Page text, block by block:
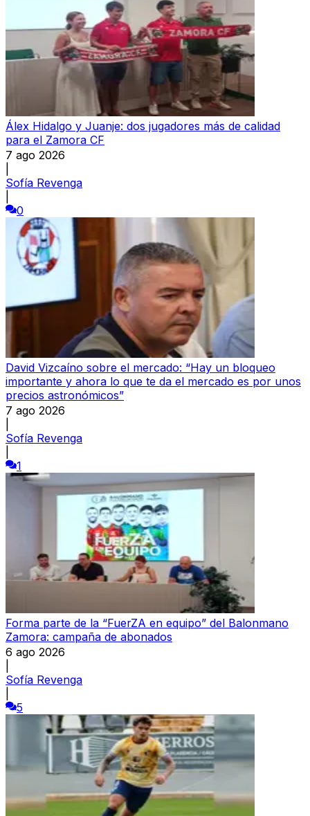
Álex Hidalgo y Juanje: dos jugadores más de calidad
para el Zamora CF
7 ago 2026
Sofía Revenga
0
David Vizcaíno sobre el mercado: “Hay un bloqueo
importante y ahora lo que te da el mercado es por unos
precios astronómicos”
7 ago 2026
Sofía Revenga
1
Forma parte de la “FuerZA en equipo” del Balonmano
Zamora: campaña de abonados
6 ago 2026
Sofía Revenga
5